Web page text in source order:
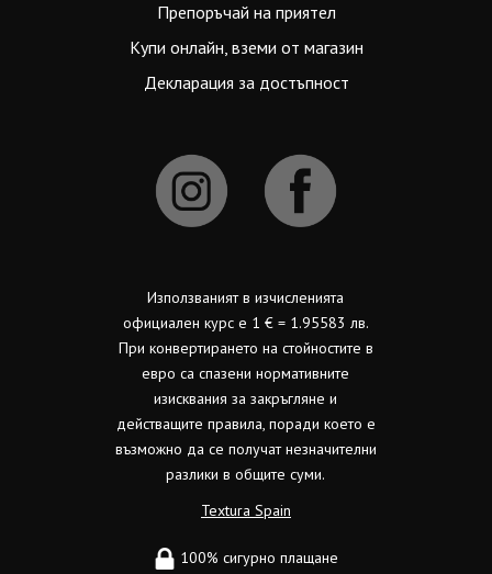
Препоръчай на приятел
Купи онлайн, вземи от магазин
Декларация за достъпност
Използваният в изчисленията
официален курс е 1 € = 1.95583 лв.
При конвертирането на стойностите в
евро са спазени нормативните
изисквания за закръгляне и
действащите правила, поради което е
възможно да се получат незначителни
разлики в общите суми.
Textura Spain
100% сигурно плащане